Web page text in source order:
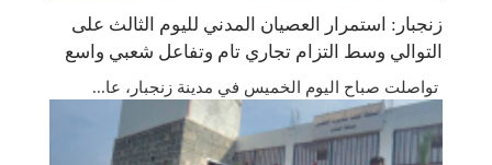
زنجبار: استمرار العصيان المدني لليوم الثالث على
التوالي وسط التزام تجاري تام وتفاعل شعبي واسع
تواصلت صباح اليوم الخميس في مدينة زنجبار، عا...